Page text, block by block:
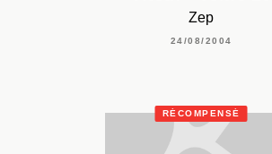
Zep
24/08/2004
RÉCOMPENSÉ